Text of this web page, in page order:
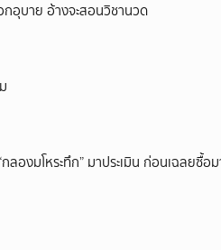
อุบาย อ้างจะสอนวิชานวด
งมโหระทึก” มาประเมิน ก่อนเฉลยซื้อม